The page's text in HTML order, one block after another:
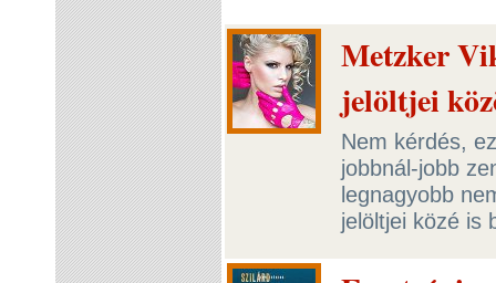
Metzker
jelöltjei
Nem kérdés,
jobbnál-jobb
legnagyobb
jelöltjei közé is